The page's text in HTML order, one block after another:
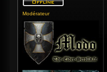
Modérateur